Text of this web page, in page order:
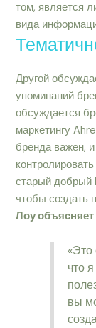
том, является
вида
Другой
упоминаний
обсуждается
маркетингу
бренда важен,
старый добрый
чтобы создать
Лоу объясняет
«Это
что
вы